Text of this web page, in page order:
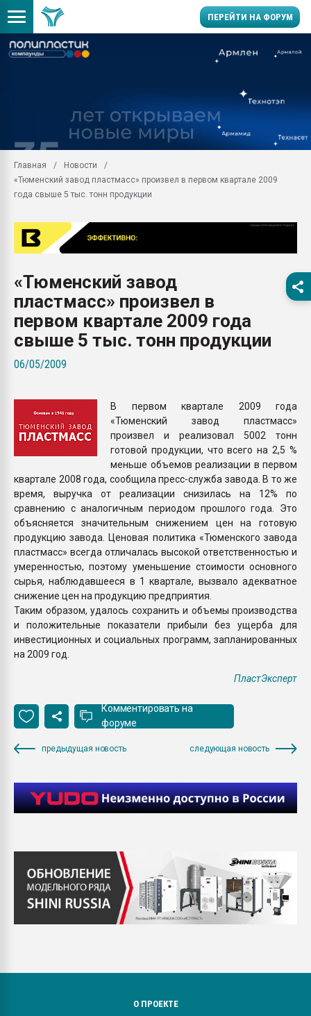
ПЕРЕЙТИ НА ФОРУМ
29.07.2026 ФРП помог
заводу пластмасс"
первый план в
28.07.2026
ситуацией на
Всё, что касается
бутылок
Главная
Новости
«Тюменский завод пластмасс» произвел в первом квартале 2009
года свыше 5 тыс. тонн продукции
«Тюменский завод
пластмасс» произвел в
первом квартале 2009 года
свыше 5 тыс. тонн продукции
06/05/2009
В первом квартале 2009 года
«Тюменский завод пластмасс»
произвел и реализовал 5002 тонн
готовой продукции, что всего на 2,5 %
меньше объемов реализации в первом
квартале 2008 года, сообщила пресс-служба завода. В то же
время, выручка от реализации снизилась на 12% по
сравнению с аналогичным периодом прошлого года. Это
объясняется значительным снижением цен на готовую
продукцию завода. Ценовая политика «Тюменского завода
пластмасс» всегда отличалась высокой ответственностью и
умеренностью, поэтому уменьшение стоимости основного
сырья, наблюдавшееся в 1 квартале, вызвало адекватное
снижение цен на продукцию предприятия.
Таким образом, удалось сохранить и объемы производства
и положительные показатели прибыли без ущерба для
инвестиционных и социальных программ, запланированных
на 2009 год.
ПластЭксперт
Комментировать на
форуме
предыдущая новость следующая новость
О ПРОЕКТЕ